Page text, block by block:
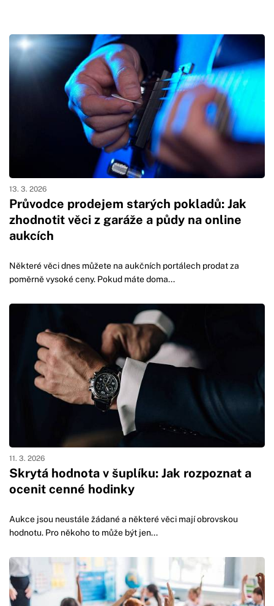
Průvodce prodejem starých pokladů: Jak
zhodnotit věci z garáže a půdy na online
aukcích
13. 3. 2026
Některé věci dnes můžete na aukčních portálech prodat za
poměrně vysoké ceny. Pokud máte doma...
Skrytá hodnota v šuplíku: Jak rozpoznat a
ocenit cenné hodinky
11. 3. 2026
Aukce jsou neustále žádané a některé věci mají obrovskou
hodnotu. Pro někoho to může být jen...